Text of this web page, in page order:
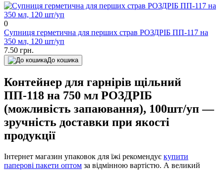
0
Супниця герметична для перших страв РОЗДРІБ ПП-117 на
350 мл, 120 шт/уп
7.50 грн.
До кошика
Контейнер для гарнірів щільний
ПП-118 на 750 мл РОЗДРІБ
(можливість запаювання), 100шт/уп —
зручність доставки при якості
продукції
Інтернет магазин упаковок для їжі рекомендує купити
паперові пакети оптом за відмінною вартістю. А великий